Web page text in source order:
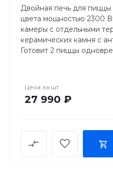
Модель тостера
2 антипригарные
Двойная печь для
цвета мощностью 2300
камеры с отдельными
керамических камня с
Готовит 2 пиццы
Цена за шт
27 990 ₽